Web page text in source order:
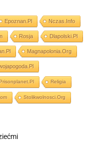
Epoznan.pl Nczas.info
Rosja Dlapolski.pl
Magnapolonia.org
Prisonplanet.pl Religia
Stolikwolnosci.org